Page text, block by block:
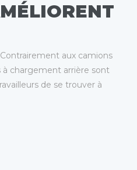
aux camions
à chargement arrière sont
de se trouver à